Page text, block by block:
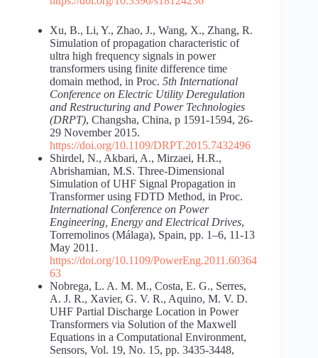
Xu, B., Li, Y., Zhao, J., Wang, X., Zhang, R.
Simulation of propagation characteristic of
ultra high frequency signals in power
transformers using finite difference time
domain method, in Proc. 5th International
Conference on Electric Utility Deregulation
and Restructuring and Power Technologies
(DRPT), Changsha, China, p 1591-1594, 26-
29 November 2015.
https://doi.org/10.1109/DRPT.2015.7432496
Shirdel, N., Akbari, A., Mirzaei, H.R.,
Abrishamian, M.S. Three-Dimensional
Simulation of UHF Signal Propagation in
Transformer using FDTD Method, in Proc.
International Conference on Power
Engineering, Energy and Electrical Drives,
Torremolinos (Málaga), Spain, pp. 1–6, 11-13
May 2011.
https://doi.org/10.1109/PowerEng.2011.60364
63
Nobrega, L. A. M. M., Costa, E. G., Serres,
A. J. R., Xavier, G. V. R., Aquino, M. V. D.
UHF Partial Discharge Location in Power
Transformers via Solution of the Maxwell
Equations in a Computational Environment,
Sensors, Vol. 19, No. 15, pp. 3435-3448,